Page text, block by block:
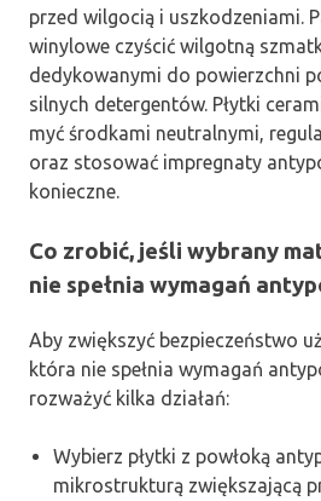
przed wilgocią i uszkodzeniami.
winylowe czyścić wilgotną
dedykowanymi do powierzchni
silnych detergentów. Płytki
myć środkami neutralnymi,
oraz stosować impregnaty
konieczne.
Co zrobić, jeśli wybrany
nie spełnia wymagań
Aby zwiększyć bezpieczeństwo
która nie spełnia wymagań
rozważyć kilka działań:
Wybierz płytki z powłoką
mikrostrukturą zwiększającą